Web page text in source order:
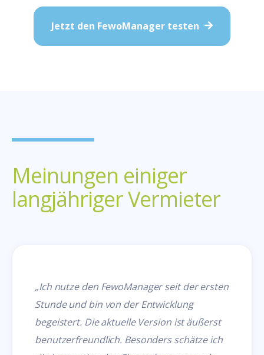
Jetzt den FewoManager testen
Meinungen einiger
langjähriger Vermieter
„Ich nutze den FewoManager seit der ersten
Stunde und bin von der Entwicklung
begeistert. Die aktuelle Version ist äußerst
benutzerfreundlich. Besonders schätze ich